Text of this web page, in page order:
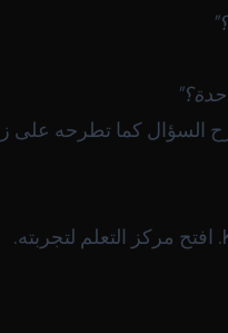
السؤال كما تطرحه
مركز التعلم لتجربته.